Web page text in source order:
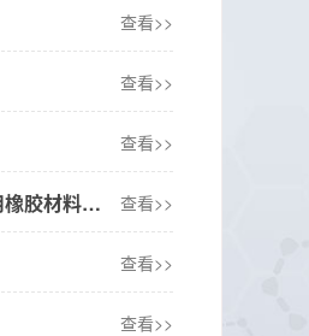
查看>>
查看>>
查看>>
GB 4806.11-2013 食品安全国家标准 食品接触用橡胶材料及制品 查看>>
查看>>
查看>>